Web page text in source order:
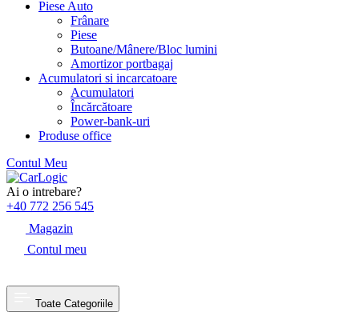
Piese Auto
Frânare
Piese
Butoane/Mânere/Bloc lumini
Amortizor portbagaj
Acumulatori si incarcatoare
Acumulatori
Încărcătoare
Power-bank-uri
Produse office
Contul Meu
Skip
to
content
Ai o intrebare?
+40 772 256 545
Magazin
Contul meu
Toate Categoriile